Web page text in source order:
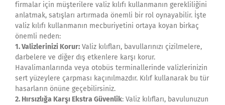
firmalar için müşterilere valiz kılıfı kullanmanın gerekliliğini
anlatmak, satışları artırmada önemli bir rol oynayabilir. İşte
valiz kılıfı kullanmanın mecburiyetini ortaya koyan birkaç
önemli neden:
1. Valizlerinizi Korur: Valiz kılıfları, bavullarınızı çizilmelere,
darbelere ve diğer dış etkenlere karşı korur.
Havalimanlarında veya otobüs terminallerinde valizlerinizin
sert yüzeylere çarpması kaçınılmazdır. Kılıf kullanarak bu tür
hasarların önüne geçebilirsiniz.
2. Hırsızlığa Karşı Ekstra Güvenlik: Valiz kılıfları, bavulunuzun